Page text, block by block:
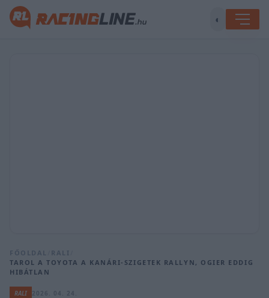
◐
FŐOLDAL RALI
TAROL A TOYOTA A KANÁRI-SZIGETEK RALLYN, OGIER EDDIG
HIBÁTLAN
RALI